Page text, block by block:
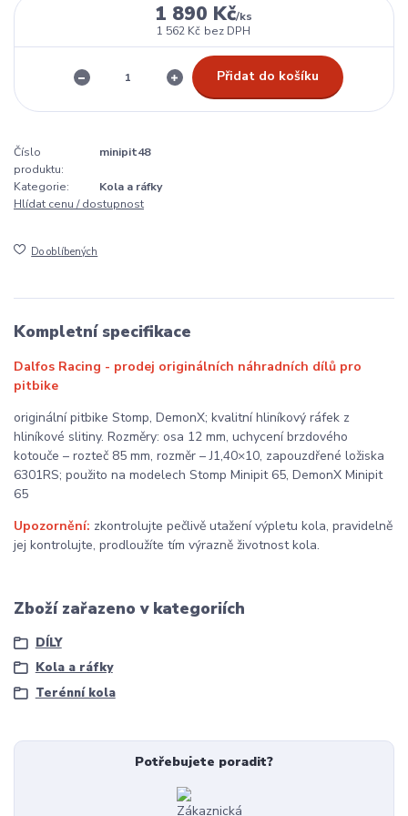
1 890 Kč/ks
1 562 Kč bez DPH
Přidat do košíku
Číslo
produktu:
minipit48
Kategorie:
Kola a ráfky
Hlídat cenu / dostupnost
Do oblíbených
Kompletní specifikace
Dalfos Racing - prodej originálních náhradních dílů pro
pitbike
originální pitbike Stomp, DemonX; kvalitní hliníkový ráfek z
hliníkové slitiny. Rozměry: osa 12 mm, uchycení brzdového
kotouče – rozteč 85 mm, rozměr – J1,40×10, zapouzdřené ložiska
6301RS; použito na modelech Stomp Minipit 65, DemonX Minipit
65
Upozornění: zkontrolujte pečlivě utažení výpletu kola, pravidelně
jej kontrolujte, prodloužíte tím výrazně životnost kola.
Zboží zařazeno v kategoriích
DÍLY
Kola a ráfky
Terénní kola
Potřebujete poradit?